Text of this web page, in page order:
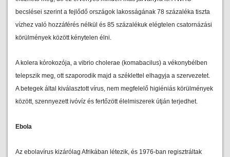
becslései szerint a fejlődő országok lakosságának 78 százaléka tiszta
vízhez való hozzáférés nélkül és 85 százalékuk elégtelen csatornázási
körülmények között kénytelen élni.
A kolera kórokozója, a vibrio cholerae (komabacilus) a vékonybélben
telepszik meg, ott szaporodik majd a széklettel elhagyja a szervezetet.
A betegek által kiválasztott vírus, nem megfelelő higiéniás körülmények
között, szennyezett ivóvíz és fertőzött élelmiszerek útján terjedhet.
Ebola
Az ebolavírus kizárólag Afrikában létezik, és 1976-ban regisztráltak